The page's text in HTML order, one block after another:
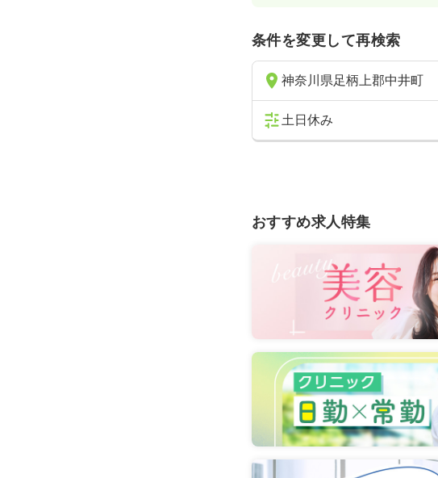
条件を変更して再検索
神奈川県足柄上郡中井町
土日休み
おすすめ求人特集